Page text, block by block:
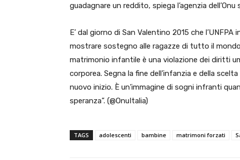
guadagnare un reddito, spiega l’agenzia dell’Onu
E’ dal giorno di San Valentino 2015 che
mostrare sostegno alle ragazze di tutto il
matrimonio infantile è una violazione dei diritti
corporea. Segna la fine dell’infanzia e della
nuovo inizio. È un’immagine di sogni infranti
speranza”. (@OnuItalia)
TAGS adolescenti bambine matrimoni forzati